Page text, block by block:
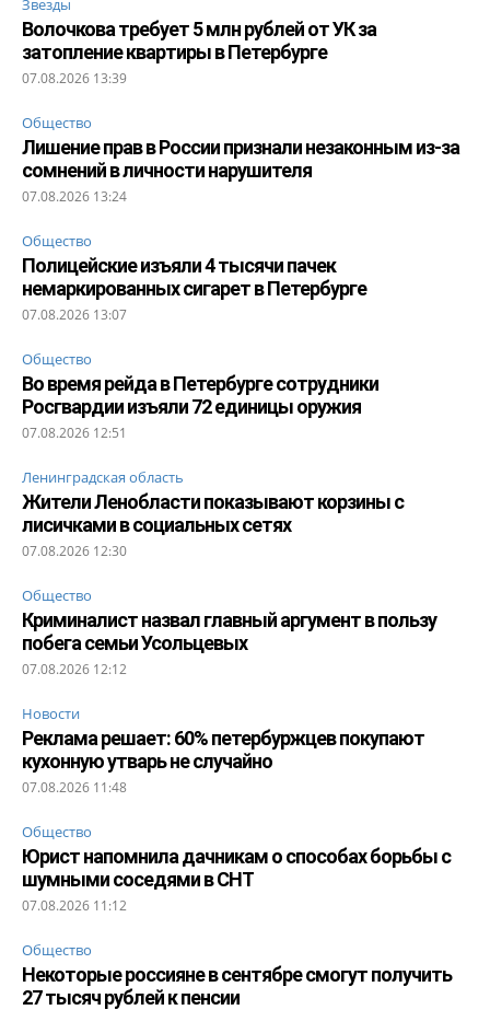
Волочкова требует 5 млн рублей от УК за
затопление квартиры в Петербурге
07.08.2026 13:39
Общество
Лишение прав в России признали незаконным из-за
сомнений в личности нарушителя
07.08.2026 13:24
Общество
Полицейские изъяли 4 тысячи пачек
немаркированных сигарет в Петербурге
07.08.2026 13:07
Общество
Во время рейда в Петербурге сотрудники
Росгвардии изъяли 72 единицы оружия
07.08.2026 12:51
Ленинградская область
Жители Ленобласти показывают корзины с
лисичками в социальных сетях
07.08.2026 12:30
Общество
Криминалист назвал главный аргумент в пользу
побега семьи Усольцевых
07.08.2026 12:12
Новости
Реклама решает: 60% петербуржцев покупают
кухонную утварь не случайно
07.08.2026 11:48
Общество
Юрист напомнила дачникам о способах борьбы с
шумными соседями в СНТ
07.08.2026 11:12
Общество
Некоторые россияне в сентябре смогут получить
27 тысяч рублей к пенсии